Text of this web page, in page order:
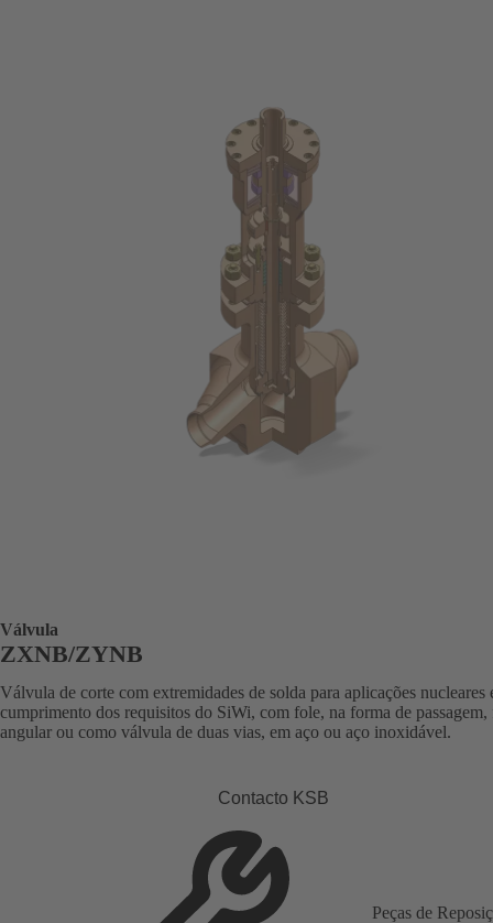
Válvula
ZXNB/ZYNB
Válvula de corte com extremidades de solda para aplicações nucleares
cumprimento dos requisitos do SiWi, com fole, na forma de passagem,
angular ou como válvula de duas vias, em aço ou aço inoxidável.
Contacto KSB
Peças de